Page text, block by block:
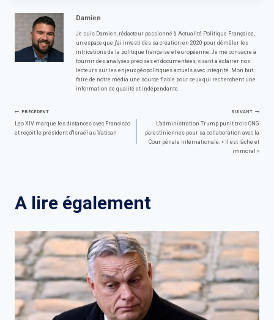
Damien
Je suis Damien, rédacteur passionné à Actualité Politique Française,
un espace que j'ai investi dès sa création en 2020 pour démêler les
intrications de la politique française et européenne. Je me consacre à
fournir des analyses précises et documentées, visant à éclairer nos
lecteurs sur les enjeux géopolitiques actuels avec intégrité. Mon but :
faire de notre média une source fiable pour ceux qui recherchent une
information de qualité et indépendante.
Navigation
PRÉCÉDENT
Leo XIV marque les distances avec Francisco
et reçoit le président d'Israël au Vatican
SUIVANT
L'administration Trump punit trois ONG
palestiniennes pour sa collaboration avec la
Cour pénale internationale: « Il est lâche et
immoral »
A lire également